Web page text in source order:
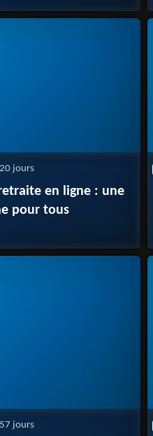
jours
en ligne : une
pour tous
jours